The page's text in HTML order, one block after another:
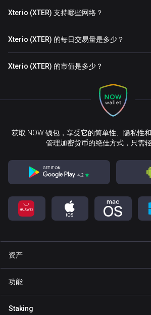
Xterio (XTER) 支持哪些网络？
Xterio (XTER) 的每日交易量是多少？
Xterio (XTER) 的市值是多少？
获取 NOW 钱包，享受它的简单性、隐私性
管理加密货币的绝佳方式，只需轻
资产
钱包 Binance Coin
功能
Staking